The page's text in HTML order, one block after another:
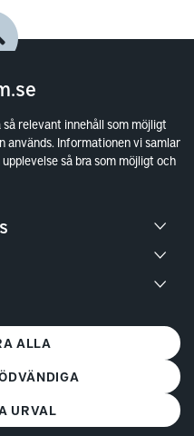
relevant innehåll som möjligt
används. Informationen vi samlar
så bra som möjligt och
ALLA
URVAL
förråd